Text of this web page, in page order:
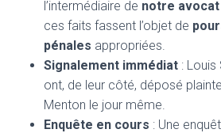
l’intermédiaire de notre
ces faits fassent l’objet de
pénales appropriées.
Signalement immédiat :
ont, de leur côté, déposé
Menton le jour même.
Enquête en cours : Une